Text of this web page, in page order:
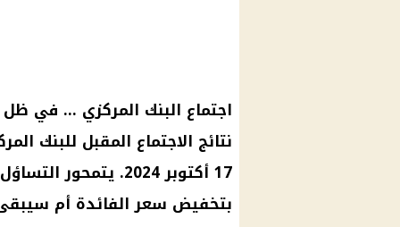
اجتماع البنك المركزي … في ظل
نتائج الاجتماع المقبل للبنك
17 أكتوبر 2024.
بتخفيض سعر الفائدة أم